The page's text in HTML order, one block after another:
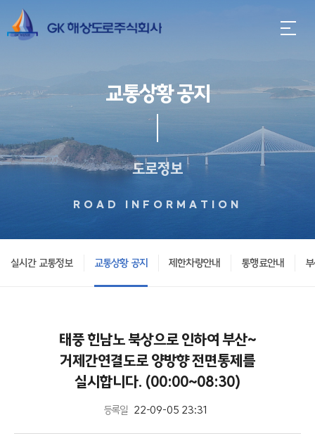
교통상황 공지
도로정보
ROAD INFORMATION
실시간 교통정보 교통상황 공지 제한차량안내 통행료안내
태풍 힌남노 북상으로 인하여 부산~
거제간연결도로 양방향 전면통제를
실시합니다. (00:00~08:30)
등록일 22-09-05 23:31